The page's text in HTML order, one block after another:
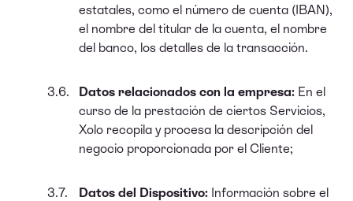
estatales, como el número de cuenta (IBAN),
el nombre del titular de la cuenta, el nombre
del banco, los detalles de la transacción.
Datos relacionados con la empresa: En el
curso de la prestación de ciertos Servicios,
Xolo recopila y procesa la descripción del
negocio proporcionada por el Cliente;
Datos del Dispositivo: Información sobre el